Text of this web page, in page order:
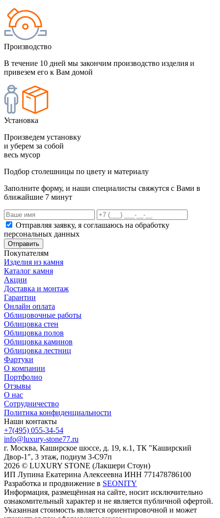
Производство
В течение 10 дней мы закончим производство изделия и
привезем его к Вам домой
Установка
Произведем установку
и уберем за собой
весь мусор
Подбор столешницы по цвету и материалу
Заполните форму, и наши специалисты свяжутся с Вами в
ближайшие 7 минут
Отправляя заявку, я соглашаюсь на обработку
персональных данных
Отправить
Покупателям
Изделия из камня
Каталог камня
Акции
Доставка и монтаж
Гарантии
Онлайн оплата
Облицовочные работы
Облицовка стен
Облицовка полов
Облицовка каминов
Облицовка лестниц
Фартуки
О компании
Портфолио
Отзывы
О нас
Сотрудничество
Политика конфиденциальности
Наши контакты
+7(495) 055-34-54
info@luxury-stone77.ru
г. Москва, Каширское шоссе, д. 19, к.1, ТК "Каширский
Двор-1", 3 этаж, подиум 3-С97п
2026 © LUXURY STONE (Лакшери Стоун)
ИП Лупина Екатерина Алексеевна ИНН 771478786100
Разработка и продвижение в SEONITY
Информация, размещённая на сайте, носит исключительно
ознакомительный характер и не является публичной офертой.
Указанная стоимость является ориентировочной и может